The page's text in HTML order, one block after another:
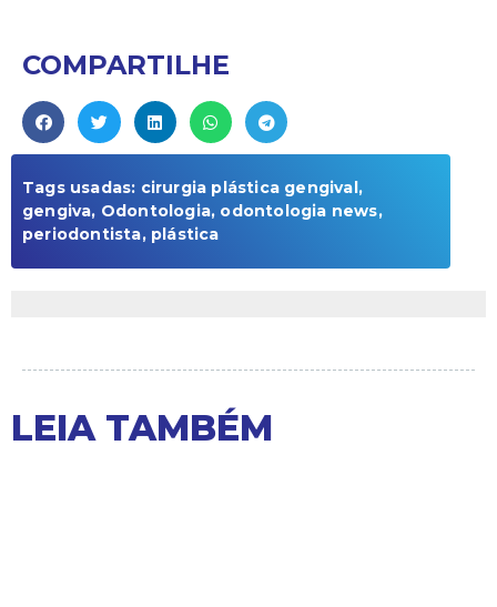
COMPARTILHE
Tags usadas: cirurgia plástica gengival,
gengiva, Odontologia, odontologia news,
periodontista, plástica
LEIA TAMBÉM